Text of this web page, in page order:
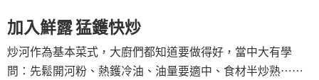
加入鮮露 猛鑊快炒
炒河作為基本菜式，大廚們都知道要做得好，當中大有學
問：先鬆開河粉、熱鑊冷油、油量要適中、食材半炒熟⋯⋯